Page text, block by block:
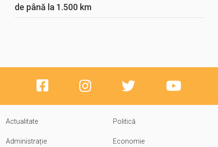
de până la 1.500 km
Actualitate Politică
Administrație Economie